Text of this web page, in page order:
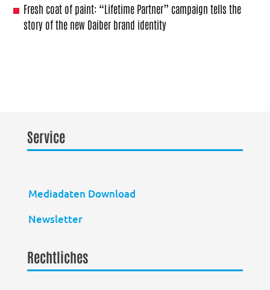
Fresh coat of paint: “Lifetime Partner” campaign tells the
story of the new Daiber brand identity
Service
Mediadaten Download
Newsletter
Rechtliches